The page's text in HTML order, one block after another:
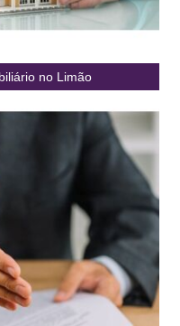
no Limão